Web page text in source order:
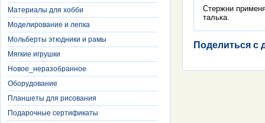
Материалы для хобби
Моделирование и лепка
Мольберты этюдники и рамы
Мягкие игрушки
Новое_неразобранное
Оборудование
Планшеты для рисования
Подарочные сертификаты
Стержни
талька.
Поделиться с